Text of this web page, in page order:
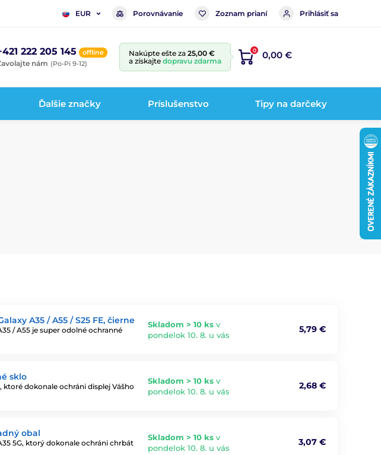
EUR Porovnávanie Zoznam prianí Prihlásiť sa
222 205 145 offline
nám (Po-Pi 9-12)
Nakúpte ešte za 25,00 €
a získajte dopravu zdarma
0 0,00 €
Ďalšie značky Príslušenstvo Tipy na darčeky
A35 / A55 / S25 FE, čierne
/ A55 je super odolné ochranné
Skladom > 10 ks v
pondelok 10. 8. u vás
5,79 €
sklo
ktoré dokonale ochráni displej Vášho
Skladom > 10 ks v
pondelok 10. 8. u vás
2,68 €
obal
5G, ktorý dokonale ochráni chrbát
Skladom > 10 ks v
pondelok 10. 8. u vás
3,07 €